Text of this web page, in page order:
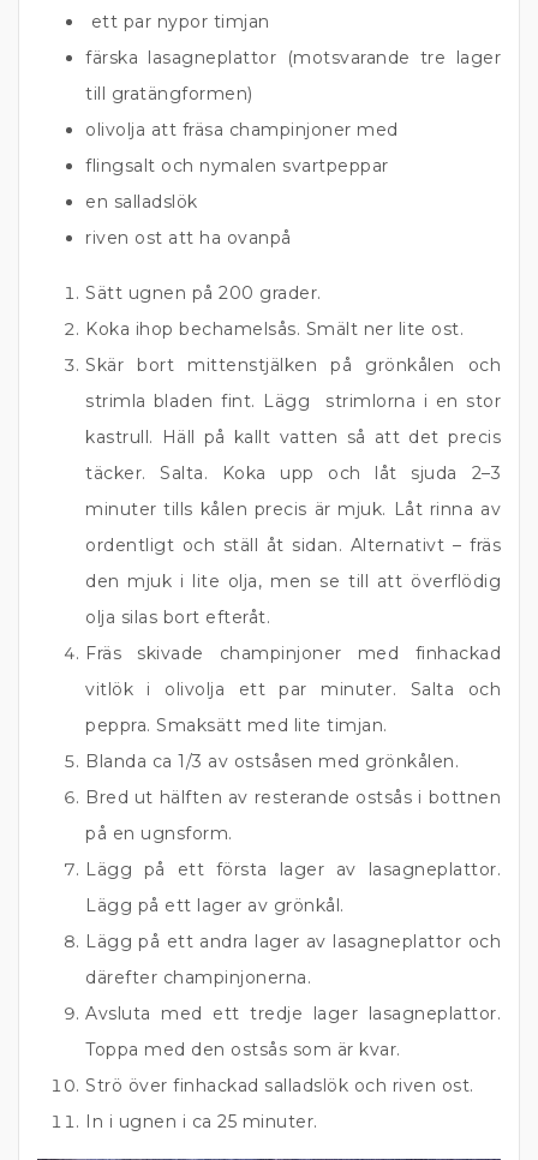
ett par nypor timjan
färska lasagneplattor (motsvarande tre lager
till gratängformen)
olivolja att fräsa champinjoner med
flingsalt och nymalen svartpeppar
en salladslök
riven ost att ha ovanpå
Sätt ugnen på 200 grader.
Koka ihop bechamelsås. Smält ner lite ost.
Skär bort mittenstjälken på grönkålen och
strimla bladen fint. Lägg strimlorna i en stor
kastrull. Häll på kallt vatten så att det precis
täcker. Salta. Koka upp och låt sjuda 2–3
minuter tills kålen precis är mjuk. Låt rinna av
ordentligt och ställ åt sidan. Alternativt – fräs
den mjuk i lite olja, men se till att överflödig
olja silas bort efteråt.
Fräs skivade champinjoner med finhackad
vitlök i olivolja ett par minuter. Salta och
peppra. Smaksätt med lite timjan.
Blanda ca 1/3 av ostsåsen med grönkålen.
Bred ut hälften av resterande ostsås i bottnen
på en ugnsform.
Lägg på ett första lager av lasagneplattor.
Lägg på ett lager av grönkål.
Lägg på ett andra lager av lasagneplattor och
därefter champinjonerna.
Avsluta med ett tredje lager lasagneplattor.
Toppa med den ostsås som är kvar.
Strö över finhackad salladslök och riven ost.
In i ugnen i ca 25 minuter.